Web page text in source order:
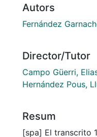
Autors
Fernández
Director/Tutor
Campo Güerri,
Hernández Pous,
Resum
[spa] El transcrito